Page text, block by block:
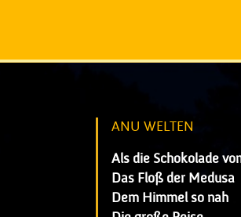
ANU WELTEN
Als die Schokolade
Das Floß der Medusa
Dem Himmel so nah